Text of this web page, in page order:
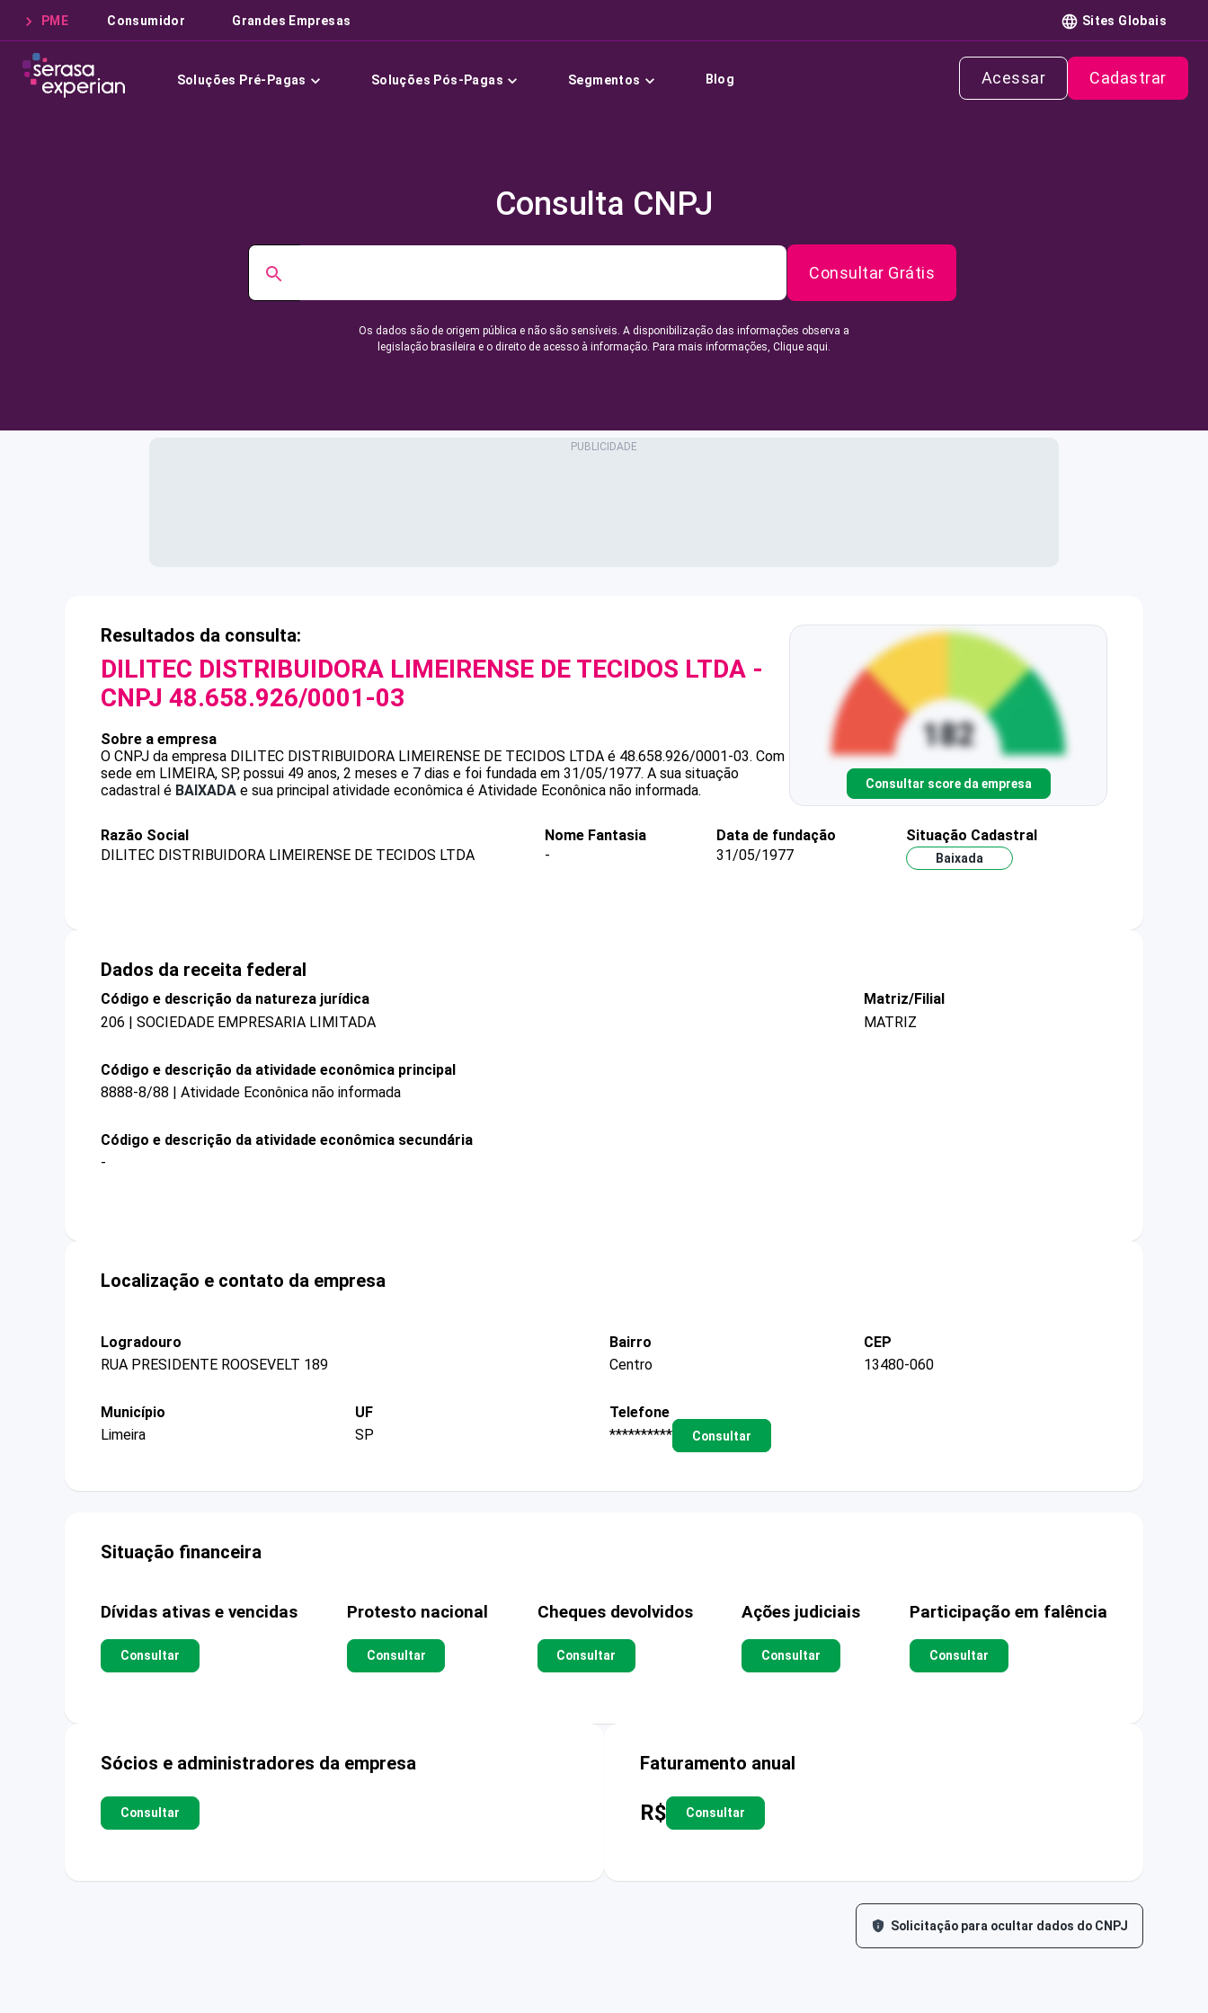
PME Consumidor Grandes Empresas Sites Globais
Soluções Pré-Pagas Soluções Pós-Pagas Segmentos Blog Acessar Cadastrar
Consulta CNPJ
Consultar Grátis
Os dados são de origem pública e não são sensíveis. A disponibilização das informações observa a
legislação brasileira e o direito de acesso à informação. Para mais informações, Clique aqui.
Resultados da consulta:
DILITEC DISTRIBUIDORA LIMEIRENSE DE TECIDOS LTDA -
CNPJ 48.658.926/0001-03
Sobre a empresa
O CNPJ da empresa DILITEC DISTRIBUIDORA LIMEIRENSE DE TECIDOS LTDA é 48.658.926/0001-03. Com
sede em LIMEIRA, SP, possui 49 anos, 2 meses e 7 dias e foi fundada em 31/05/1977. A sua situação
cadastral é BAIXADA e sua principal atividade econômica é Atividade Econônica não informada. Consultar score da empresa
Razão Social
DILITEC DISTRIBUIDORA LIMEIRENSE DE TECIDOS LTDA
Nome Fantasia
-
Data de fundação
31/05/1977
Situação Cadastral
Baixada
Dados da receita federal
Código e descrição da natureza jurídica
206 | SOCIEDADE EMPRESARIA LIMITADA
Matriz/Filial
MATRIZ
Código e descrição da atividade econômica principal
8888-8/88 | Atividade Econônica não informada
Código e descrição da atividade econômica secundária
-
Localização e contato da empresa
Logradouro
RUA PRESIDENTE ROOSEVELT 189
Bairro
Centro
CEP
13480-060
Município
Limeira
UF
SP
Telefone
**********
Consultar
Situação financeira
Dívidas ativas e vencidas
Consultar
Protesto nacional
Consultar
Cheques devolvidos
Consultar
Ações judiciais
Consultar
Participação em falência
Consultar
Sócios e administradores da empresa
Consultar
Faturamento anual
R$ Consultar
Solicitação para ocultar dados do CNPJ